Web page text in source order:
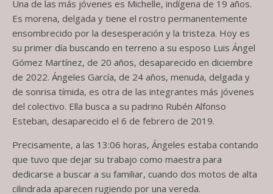
Una de las más jóvenes es Michelle, indígena de 19 años.
Es morena, delgada y tiene el rostro permanentemente
ensombrecido por la desesperación y la tristeza. Hoy es
su primer día buscando en terreno a su esposo Luis Ángel
Gómez Martínez, de 20 años, desaparecido en diciembre
de 2022. Ángeles García, de 24 años, menuda, delgada y
de sonrisa tímida, es otra de las integrantes más jóvenes
del colectivo. Ella busca a su padrino Rubén Alfonso
Esteban, desaparecido el 6 de febrero de 2019.
Precisamente, a las 13:06 horas, Ángeles estaba contando
que tuvo que dejar su trabajo como maestra para
dedicarse a buscar a su familiar, cuando dos motos de alta
cilindrada aparecen rugiendo por una vereda.